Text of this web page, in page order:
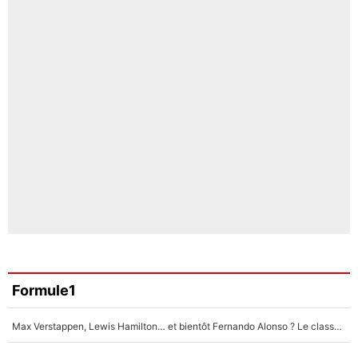
Formule1
Max Verstappen, Lewis Hamilton… et bientôt Fernando Alonso ? Le classement des pilotes les mieux payés en Formule 1 risque de changer !